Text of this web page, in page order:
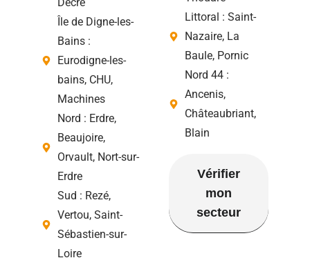
Île de Digne-les-
Bains :
Eurodigne-les-
bains, CHU,
Machines
Nord : Erdre,
Beaujoire,
Orvault, Nort-sur-
Erdre
Sud : Rezé,
Vertou, Saint-
Sébastien-sur-
Loire
Littoral : Saint-
Nazaire, La
Baule, Pornic
Nord 44 :
Ancenis,
Châteaubriant,
Blain
Vérifier
mon
secteur